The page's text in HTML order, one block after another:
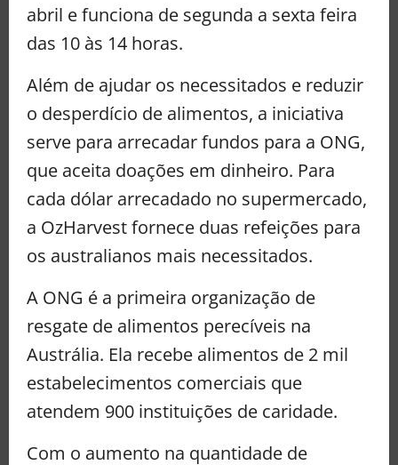
abril e funciona de segunda a sexta feira
das 10 às 14 horas.
Além de ajudar os necessitados e reduzir
o desperdício de alimentos, a iniciativa
serve para arrecadar fundos para a ONG,
que aceita doações em dinheiro. Para
cada dólar arrecadado no supermercado,
a OzHarvest fornece duas refeições para
os australianos mais necessitados.
A ONG é a primeira organização de
resgate de alimentos perecíveis na
Austrália. Ela recebe alimentos de 2 mil
estabelecimentos comerciais que
atendem 900 instituições de caridade.
Com o aumento na quantidade de